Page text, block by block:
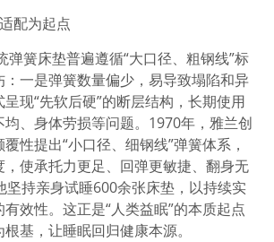
配为起点
弹簧床垫普遍遵循“大口径、粗钢线”标
一是弹簧数量偏少，易导致塌陷和异
现“先软后硬”的断层结构，长期使用
、身体劳损等问题。 1970年，雅兰创
性提出“小口径、细钢线”弹簧体系，
，使承托力更足、回弹更敏捷、翻身无
坚持亲身试睡600余张床垫，以持续实
效性。这正是“人类益眠”的本质起点
基，让睡眠回归健康本源。